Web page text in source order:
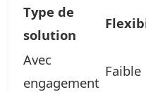
Type de
solution
Avec
engagement
Faible